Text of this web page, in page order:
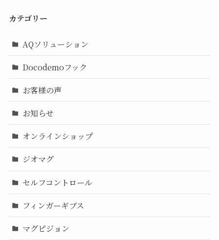
カテゴリー
AQソリューション
Docodemoフック
お客様の声
お知らせ
オンラインショップ
ジオマグ
セルフコントロール
フィンガーギブス
マグピジョン